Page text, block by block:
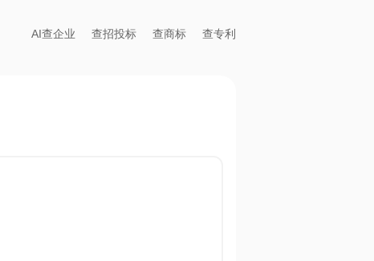
AI查企业 查招投标 查商标 查专利